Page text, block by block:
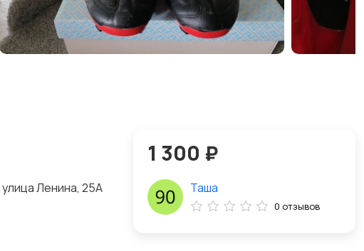
Ленина, 25А
1 300 ₽
Таша
0 отзывов